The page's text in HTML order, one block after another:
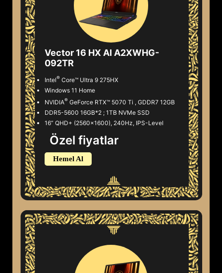
Vector 16 HX AI A2XWHG-
092TR
Intel® Core™ Ultra 9 275HX
Windows 11 Home
NVIDIA® GeForce RTX™ 5070 Ti , GDDR7 12GB
DDR5-5600 16GB*2 ; 1TB NVMe SSD
16” QHD+ (2560x1600), 240Hz, IPS-Level
Özel fiyatlar
Hemel Al